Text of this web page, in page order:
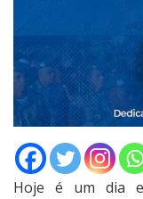
Hoje é um dia